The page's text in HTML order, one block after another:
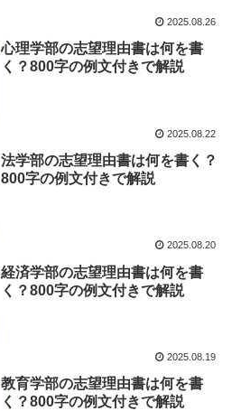
2025.08.26
心理学部の志望理由書は何を書
く？800字の例文付きで解説
2025.08.22
法学部の志望理由書は何を書く？
800字の例文付きで解説
2025.08.20
経済学部の志望理由書は何を書
く？800字の例文付きで解説
2025.08.19
教育学部の志望理由書は何を書
く？800字の例文付きで解説